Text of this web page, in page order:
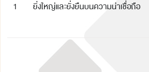
1 ยิ่งใหญ่และยั่งยืนบนความน่าเชื่อถือ